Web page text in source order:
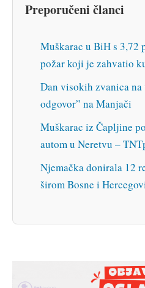
Preporučeni članci
Muškarac u BiH s 3,72
požar koji je zahvatio
Dan visokih zvanica
odgovor” na Manjači
Muškarac iz Čapljine
autom u Neretvu –
Njemačka donirala 12
širom Bosne i